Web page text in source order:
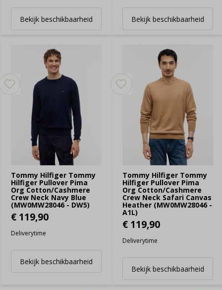
Bekijk beschikbaarheid Bekijk beschikbaarheid
Tommy Hilfiger Tommy
Hilfiger Pullover Pima
Org Cotton/Cashmere
Crew Neck Navy Blue
(MW0MW28046 - DW5)
€ 119,90
Deliverytime
Bekijk beschikbaarheid
Tommy Hilfiger Tommy
Hilfiger Pullover Pima
Org Cotton/Cashmere
Crew Neck Safari Canvas
Heather (MW0MW28046 -
A1L)
€ 119,90
Deliverytime
Bekijk beschikbaarheid